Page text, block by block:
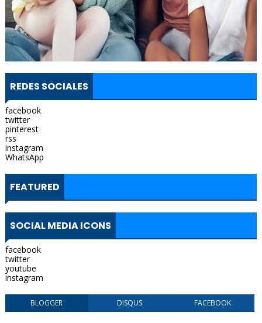
REDES SOCIALES
facebook
twitter
pinterest
rss
instagram
WhatsApp
FEATURED
SOCIAL MEDIA ICONS
facebook
twitter
youtube
instagram
BLOGGER DISQUS FACEBOOK